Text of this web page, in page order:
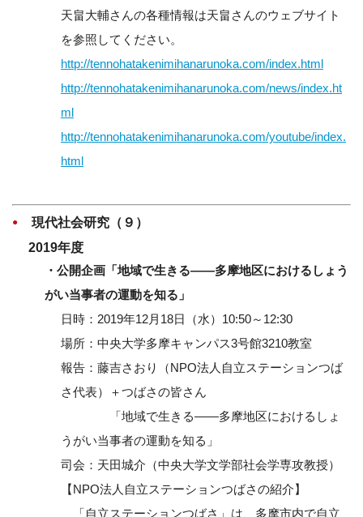
天畠大輔さんの各種情報は天畠さんのウェブサイト
を参照してください。
http://tennohatakenimihanarunoka.com/index.html
http://tennohatakenimihanarunoka.com/news/index.ht
ml
http://tennohatakenimihanarunoka.com/youtube/index.
html
現代社会研究（９）
2019年度
・公開企画「地域で生きる――多摩地区におけるしょう
がい当事者の運動を知る」
日時：2019年12月18日（水）10:50～12:30
場所：中央大学多摩キャンパス3号館3210教室
報告：藤吉さおり（NPO法人自立ステーションつば
さ代表）＋つばさの皆さん
「地域で生きる――多摩地区におけるしょ
うがい当事者の運動を知る」
司会：天田城介（中央大学文学部社会学専攻教授）
【NPO法人自立ステーションつばさの紹介】
「自立ステーションつばさ」は、多摩市内で自立